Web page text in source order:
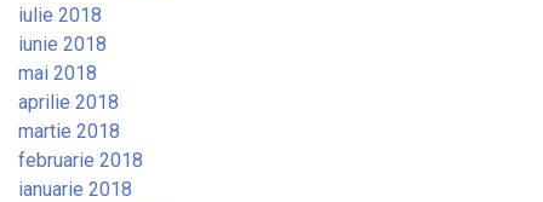
iulie 2018
iunie 2018
mai 2018
aprilie 2018
martie 2018
februarie 2018
ianuarie 2018